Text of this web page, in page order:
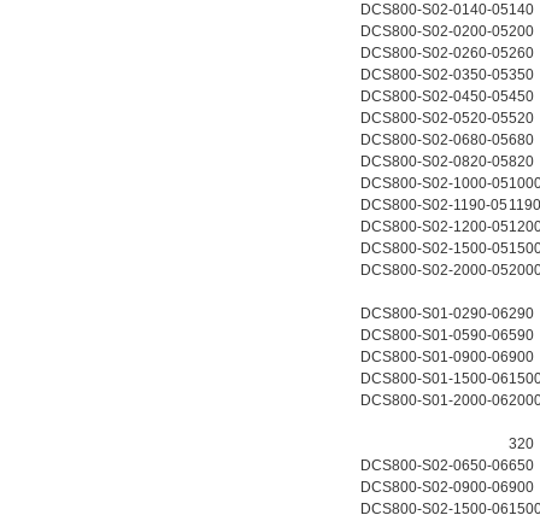
DCS800-S02-0140-05140
DCS800-S02-0200-05200
DCS800-S02-0260-05260
DCS800-S02-0350-05350
DCS800-S02-0450-05450
DCS800-S02-0520-05520
DCS800-S02-0680-05680
DCS800-S02-0820-05820
DCS800-S02-1000-05
DCS800-S02-1190-05
DCS800-S02-1200-05
DCS800-S02-1500-05
DCS800-S02-2000-05
DCS800-S01-0290-06290
DCS800-S01-0590-06590
DCS800-S01-0900-06900
DCS800-S01-1500-06
DCS800-S01-2000-06
320
DCS800-S02-0650-06650
DCS800-S02-0900-06900
DCS800-S02-1500-06